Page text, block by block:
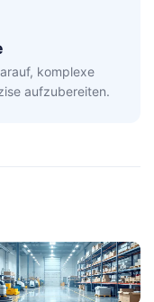
komplexe
aufzubereiten.